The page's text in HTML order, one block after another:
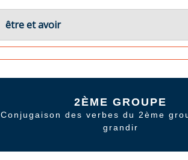
être et avoir
2ÈME GROUPE
Conjugaison des verbes du 2ème
grandir